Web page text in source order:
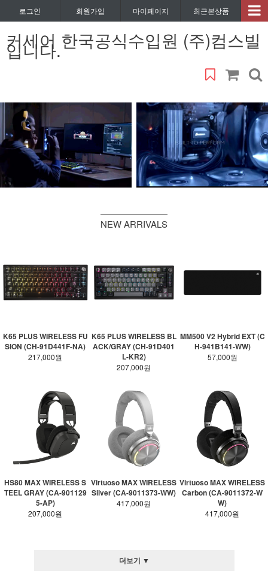
로그인 회원가입 마이페이지 최근본상품
커세어 한국공식수입원 (주)컴스빌
입니다.
NEW ARRIVALS
K65 PLUS WIRELESS FU
SION (CH-91D441F-NA)
217,000원
K65 PLUS WIRELESS BL
ACK/GRAY (CH-91D401
L-KR2)
207,000원
MM500 V2 Hybrid EXT (C
H-941B141-WW)
57,000원
HS80 MAX WIRELESS S
TEEL GRAY (CA-901129
5-AP)
207,000원
Virtuoso MAX WIRELESS
Silver (CA-9011373-WW)
417,000원
Virtuoso MAX WIRELESS
Carbon (CA-9011372-W
W)
417,000원
더보기 ▼